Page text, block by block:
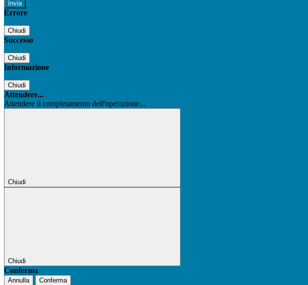
Errore
Chiudi
Successo
Chiudi
Informazione
Chiudi
Attendere...
Attendere il completamento dell'operazione...
Chiudi
Chiudi
Conferma
Annulla Conferma